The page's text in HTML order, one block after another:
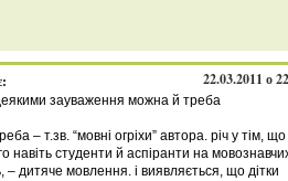
22.03.2011 о
зауваження можна й треба
– т.зв. “мовні огріхи” автора. річ у тім, що
студенти й аспіранти на
дитяче мовлення. і виявляється, що дітки